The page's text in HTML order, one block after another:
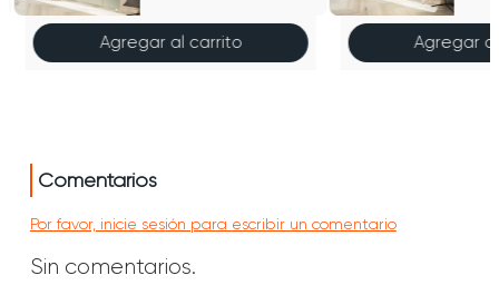
Agregar al carrito Agregar
Comentarios
Por favor, inicie sesión para escribir un comentario
Sin comentarios.